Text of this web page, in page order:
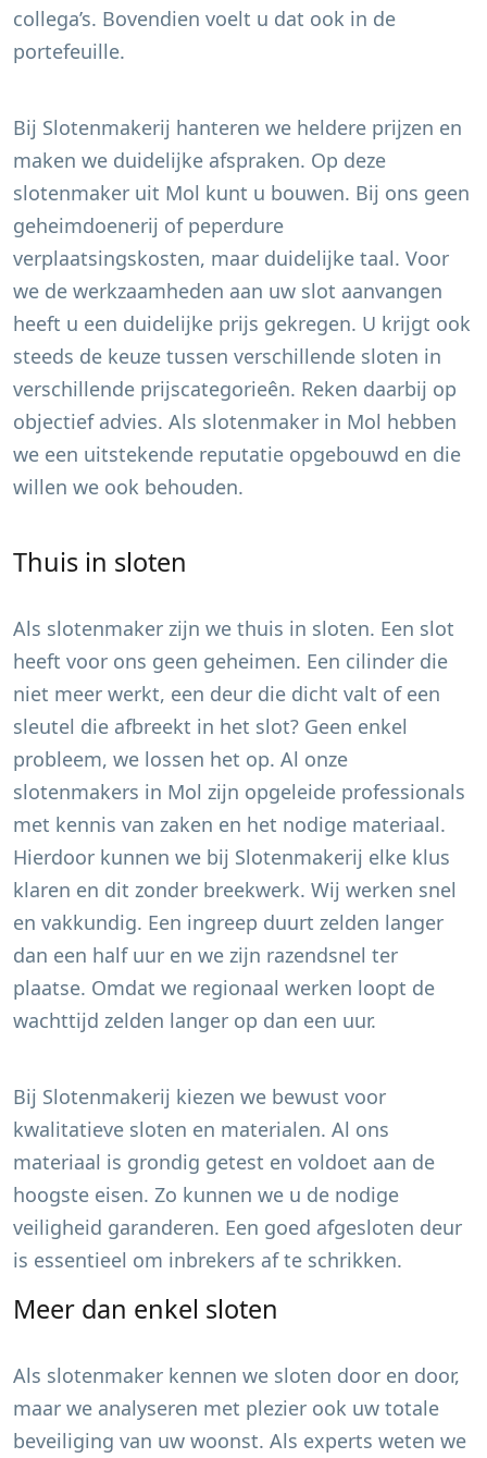
collega’s. Bovendien voelt u dat ook in de
portefeuille.
Bij Slotenmakerij hanteren we heldere prijzen en
maken we duidelijke afspraken. Op deze
slotenmaker uit Mol kunt u bouwen. Bij ons geen
geheimdoenerij of peperdure
verplaatsingskosten, maar duidelijke taal. Voor
we de werkzaamheden aan uw slot aanvangen
heeft u een duidelijke prijs gekregen. U krijgt ook
steeds de keuze tussen verschillende sloten in
verschillende prijscategorieên. Reken daarbij op
objectief advies. Als slotenmaker in Mol hebben
we een uitstekende reputatie opgebouwd en die
willen we ook behouden.
Thuis in sloten
Als slotenmaker zijn we thuis in sloten. Een slot
heeft voor ons geen geheimen. Een cilinder die
niet meer werkt, een deur die dicht valt of een
sleutel die afbreekt in het slot? Geen enkel
probleem, we lossen het op. Al onze
slotenmakers in Mol zijn opgeleide professionals
met kennis van zaken en het nodige materiaal.
Hierdoor kunnen we bij Slotenmakerij elke klus
klaren en dit zonder breekwerk. Wij werken snel
en vakkundig. Een ingreep duurt zelden langer
dan een half uur en we zijn razendsnel ter
plaatse. Omdat we regionaal werken loopt de
wachttijd zelden langer op dan een uur.
Bij Slotenmakerij kiezen we bewust voor
kwalitatieve sloten en materialen. Al ons
materiaal is grondig getest en voldoet aan de
hoogste eisen. Zo kunnen we u de nodige
veiligheid garanderen. Een goed afgesloten deur
is essentieel om inbrekers af te schrikken.
Meer dan enkel sloten
Als slotenmaker kennen we sloten door en door,
maar we analyseren met plezier ook uw totale
beveiliging van uw woonst. Als experts weten we